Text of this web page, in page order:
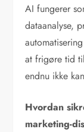
AI fungerer
dataanalyse,
at frigøre tid
endnu ikke
Hvordan
marketing-